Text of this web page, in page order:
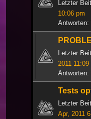
Letzter
10:06 pm
Antworten:
Letzter
2011 11:09
Antworten:
Tests
Letzter
Apr, 2011